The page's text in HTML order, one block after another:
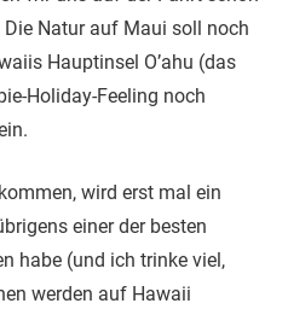
Natur auf Maui soll noch
Hauptinsel O’ahu (das
Holiday-Feeling noch
wird erst mal ein
einer der besten
habe (und ich trinke viel,
werden auf Hawaii